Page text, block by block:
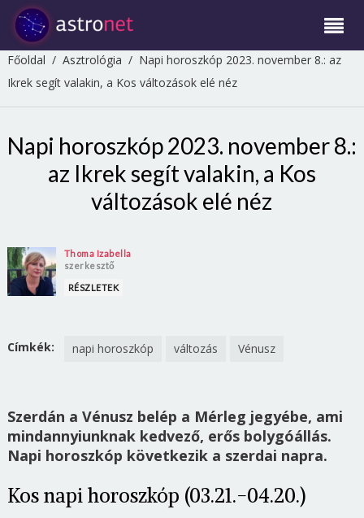
Főoldal / Asztrológia / Napi horoszkóp 2023. november 8.: az
Ikrek segít valakin, a Kos változások elé néz
Napi horoszkóp 2023. november 8.:
az Ikrek segít valakin, a Kos
változások elé néz
Thoma Izabella
szerkesztő
RÉSZLETEK
Címkék: napi horoszkóp változás Vénusz
Szerdán a Vénusz belép a Mérleg jegyébe, ami
mindannyiunknak kedvező, erős bolygóállás.
Napi horoszkóp következik a szerdai napra.
Kos napi horoszkóp (03.21.-04.20.)